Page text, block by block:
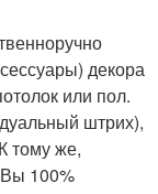
декора
или пол.
штрих),
тому же,
100%